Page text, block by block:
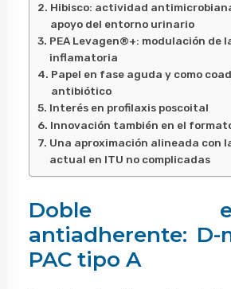
Hibisco: actividad
apoyo del entorno urinario
PEA Levagen®+: modulación de
inflamatoria
Papel en fase aguda y como
antibiótico
Interés en profilaxis poscoital
Innovación también en el
Una aproximación alineada con
actual en ITU no complicadas
Doble
antiadherente: D-
PAC tipo A